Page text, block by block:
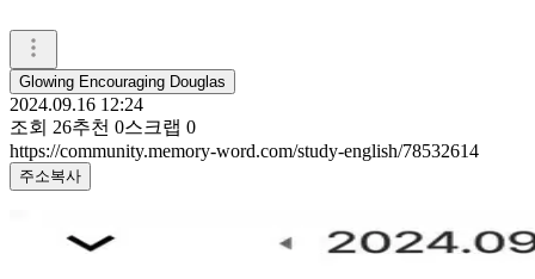
Glowing Encouraging Douglas
2024.09.16 12:24
조회 26추천 0스크랩 0
https://community.memory-word.com/study-english/78532614
주소복사